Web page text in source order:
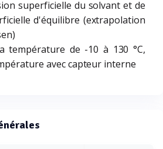
superficielle du solvant et de
d'équilibre (extrapolation
température de -10 à 130 °C,
avec capteur interne